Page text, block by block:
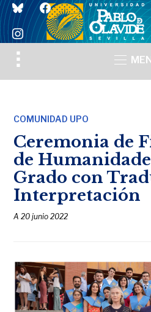
blueskyfacebook
instagram
Toggle
sidebar
COMUNIDAD UPO
Ceremonia de
de
Grado con
Interpretación
A20 junio 2022